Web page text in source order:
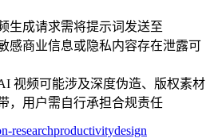
生成请求需将提示词发送至
感商业信息或隐私内容存在泄露可
视频可能涉及深度伪造、版权素材
，用户需自行承担合规责任
researchproductivitydesign